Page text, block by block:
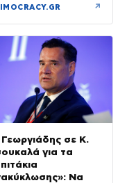
↗
σε Κ.
για τα
Να